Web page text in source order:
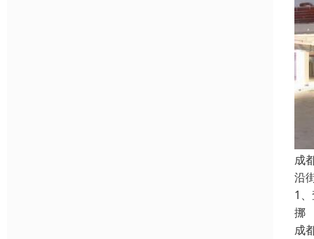
成
沿
1
挪
成